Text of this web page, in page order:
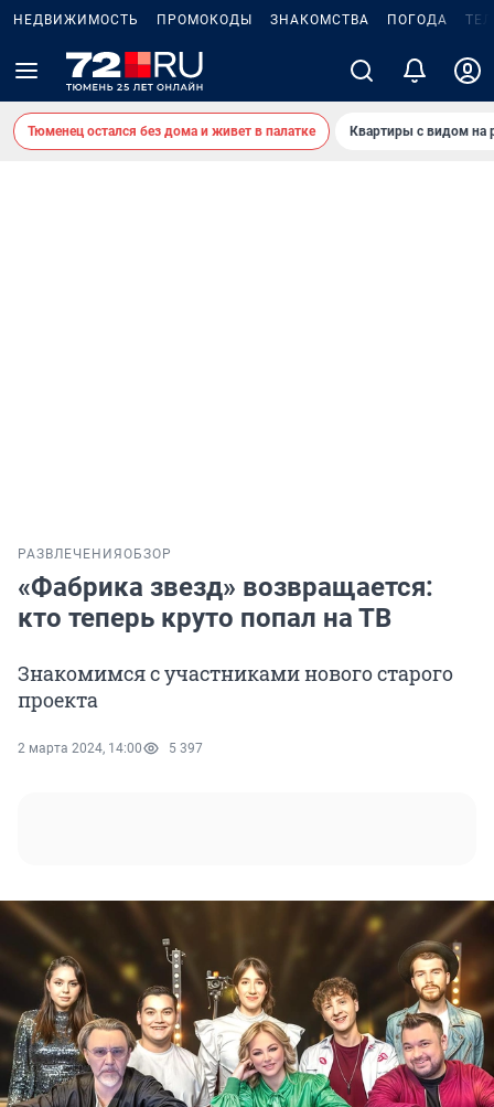
НЕДВИЖИМОСТЬ ПРОМОКОДЫ ЗНАКОМСТВА ПОГОДА
Тюменец остался без дома и живет в палатке Квартиры с видом на
РАЗВЛЕЧЕНИЯ ОБЗОР
«Фабрика звезд» возвращается:
кто теперь круто попал на ТВ
Знакомимся с участниками нового старого
проекта
2 марта 2024, 14:00 5 397